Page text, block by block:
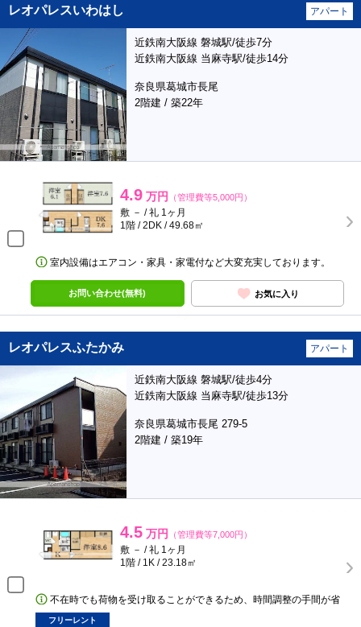
レオパレスいわはし アパート
近鉄南大阪線 磐城駅/徒歩7分
近鉄南大阪線 当麻寺駅/徒歩14分
奈良県葛城市長尾
2階建 / 築22年
4.9 万円 （管理費等5,000円）
敷 － / 礼 1ヶ月
1階 / 2DK / 49.68㎡
室内設備はエアコン・家具・家電付など大変充実しております。
お問い合わせ(無料) お気に入り
レオパレスふたかみ アパート
近鉄南大阪線 磐城駅/徒歩4分
近鉄南大阪線 当麻寺駅/徒歩13分
奈良県葛城市長尾 279-5
2階建 / 築19年
4.5 万円 （管理費等7,000円）
敷 － / 礼 1ヶ月
1階 / 1K / 23.18㎡
不在時でも荷物を受け取ることができるため、時間調整の手間が省
フリーレント